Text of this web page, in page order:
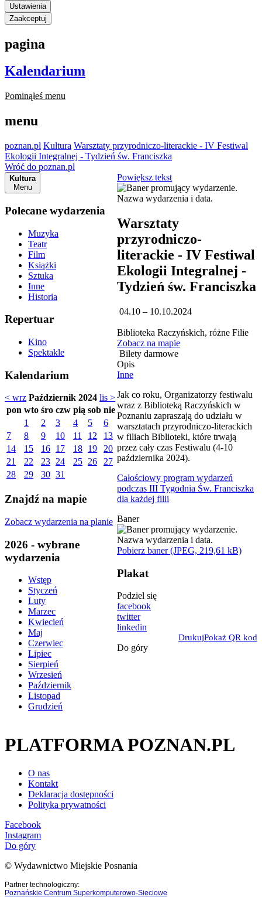
Ustawienia
Zaakceptuj
pagina
Kalendarium
Pominąłeś menu
menu
poznan.pl Kultura Warsztaty przyrodniczo-literackie - IV Festiwal
Ekologii Integralnej - Tydzień św. Franciszka
Wróć do poznan.pl
Kultura
Menu
Polecane wydarzenia
Muzyka
Teatr
Film
Książki
Sztuka
Inne
Historia
Repertuar
Kino
Spektakle
Kalendarium
< wrz Październik 2024 lis >
pon wto śro czw pią sob nie
1
2 3 4 5
6
7
8 9 10 11 12
13
14
15 16 17 18 19
20
21
22 23 24 25 26
27
28
29 30 31
Znajdź na mapie
Zobacz wydarzenia na planie
2026 - wybrane
wydarzenia
Wstęp
Styczeń
Luty
Marzec
Kwiecień
Maj
Czerwiec
Lipiec
Sierpień
Wrzesień
Październik
Listopad
Grudzień
Powiększ tekst
Warsztaty
przyrodniczo-
literackie - IV Festiwal
Ekologii Integralnej -
Tydzień św. Franciszka
04.10 – 10.10.2024
Biblioteka Raczyńskich, różne Filie
Zobacz na mapie
Bilety darmowe
Opis
Inne
Jak co roku, Organizatorzy festiwalu
wraz z Biblioteką Raczyńskich w
Poznaniu zapraszają do udziału w
warsztatach przyrodniczo-literackich
w filiach Biblioteki, które trwają
przez cały czas Festiwalu (4-10
października 2024).
Całościowy program wydarzeń
podczas III Tygodnia Św. Franciszka
dla każdej filii
Baner
Pobierz baner (JPEG, 219,61 kB)
Plakat
Podziel się
facebook
twitter
linkedin
DrukujPokaż QR kod
Do góry
PLATFORMA POZNAN.PL
O nas
Kontakt
Deklaracja dostępności
Polityka prywatności
Facebook
Instagram
Do góry
© Wydawnictwo Miejskie Posnania
Partner technologiczny:
Poznańskie Centrum Superkomputerowo-Sieciowe